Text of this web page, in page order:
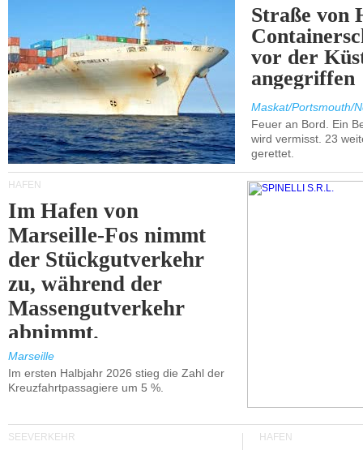
Straße von
vor der
angegriffen
Maskat/Portsmouth/
Feuer an Bord. Ein
wird vermisst. 23
gerettet.
HÄFEN
Im Hafen von
Marseille-Fos nimmt
der Stückgutverkehr
zu, während der
Massengutverkehr
abnimmt.
Marseille
Im ersten Halbjahr 2026 stieg die Zahl der
Kreuzfahrtpassagiere um 5 %.
SEEVERKEHR HÄFEN